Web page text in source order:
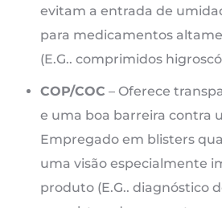
evitam a entrada de
para medicamentos
(E.G.. comprimidos
COP/COC – Oferece
e uma boa barreira contra
Empregado em blisters
uma visão especialmente
produto (E.G.. diagnóstico